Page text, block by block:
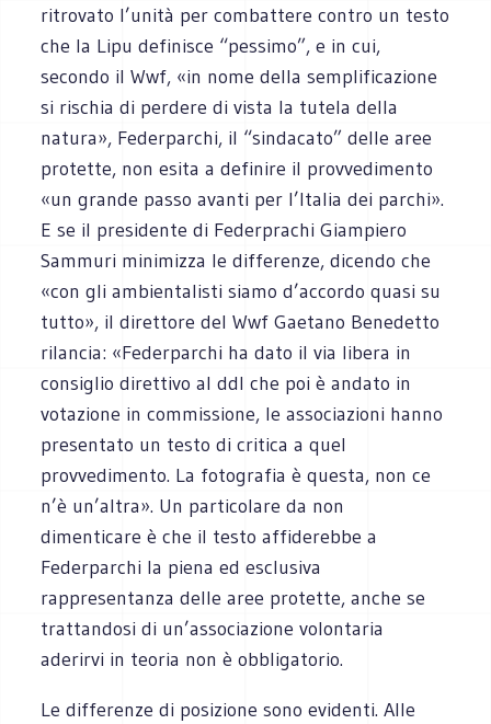
ritrovato l’unità per combattere contro un testo
che la Lipu definisce “pessimo”, e in cui,
secondo il Wwf, «in nome della semplificazione
si rischia di perdere di vista la tutela della
natura», Federparchi, il “sindacato” delle aree
protette, non esita a definire il provvedimento
«un grande passo avanti per l’Italia dei parchi».
E se il presidente di Federprachi Giampiero
Sammuri minimizza le differenze, dicendo che
«con gli ambientalisti siamo d’accordo quasi su
tutto», il direttore del Wwf Gaetano Benedetto
rilancia: «Federparchi ha dato il via libera in
consiglio direttivo al ddl che poi è andato in
votazione in commissione, le associazioni hanno
presentato un testo di critica a quel
provvedimento. La fotografia è questa, non ce
n’è un’altra». Un particolare da non
dimenticare è che il testo affiderebbe a
Federparchi la piena ed esclusiva
rappresentanza delle aree protette, anche se
trattandosi di un’associazione volontaria
aderirvi in teoria non è obbligatorio.
Le differenze di posizione sono evidenti. Alle